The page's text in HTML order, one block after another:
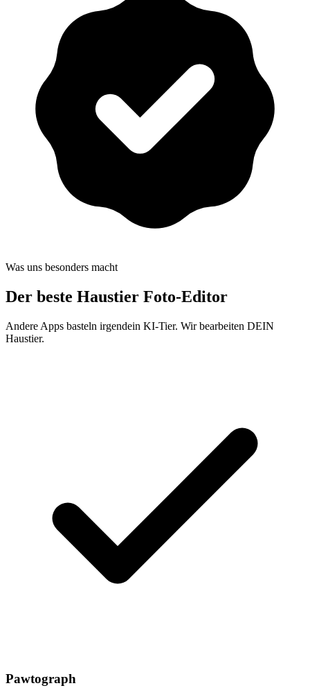
Was uns besonders macht
Der beste Haustier Foto-Editor
Andere Apps basteln irgendein KI-Tier. Wir bearbeiten DEIN
Haustier.
Pawtograph